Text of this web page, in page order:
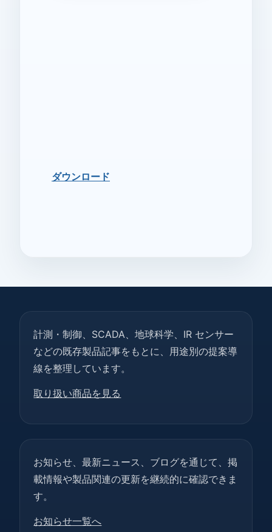
ダウンロード
計測・制御、SCADA、地球科学、IR センサー
などの既存製品記事をもとに、用途別の提案導
線を整理しています。
取り扱い商品を見る
お知らせ、最新ニュース、ブログを通じて、掲
載情報や製品関連の更新を継続的に確認できま
す。
お知らせ一覧へ